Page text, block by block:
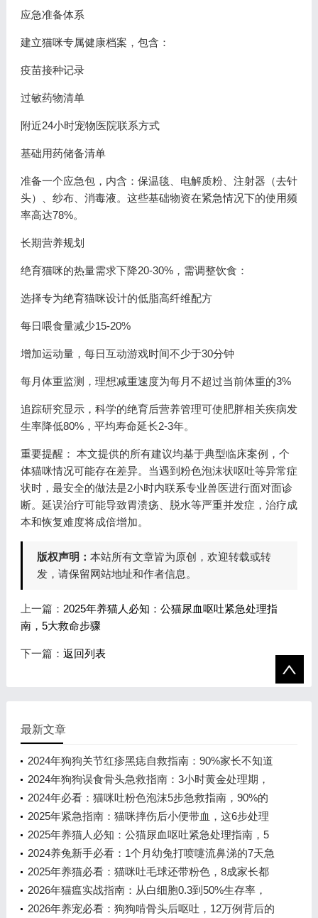
应急准备体系
建立猫咪专属健康档案，包含：
疫苗接种记录
过敏药物清单
附近24小时宠物医院联系方式
基础用药储备清单
准备一个应急包，内含：保温毯、电解质粉、注射器（去针
头）、纱布、消毒液。这些基础物资在紧急情况下的使用频
率高达78%。
长期营养规划
绝育猫咪的热量需求下降20-30%，需调整饮食：
选择专为绝育猫咪设计的低脂高纤维配方
每日喂食量减少15-20%
增加运动量，每日互动游戏时间不少于30分钟
每月体重监测，理想减重速度为每月不超过当前体重的3%
追踪研究显示，科学的绝育后营养管理可使肥胖相关疾病发
生率降低80%，平均寿命延长2-3年。
重要提醒： 本文提供的所有建议均基于典型临床案例，个
体猫咪情况可能存在差异。当遇到粉色泡沫状呕吐等异常症
状时，最安全的做法是2小时内联系专业兽医进行面对面诊
断。延误治疗可能导致胃溃疡、脱水等严重并发症，治疗成
本和恢复难度将成倍增加。
版权声明： 本站所有文章皆为原创，欢迎转载或转
发，请保留网站地址和作者信息。
上一篇： 2025年养猫人必知：公猫尿血呕吐紧急处理指
南，5大救命步骤
下一篇： 返回列表
最新文章
2024年狗狗关节红疹黑痣自救指南：90%家长不知道
的毛囊修复关键
2024年狗狗误食骨头急救指南：3小时黄金处理期，
85%宠物主人忽视的关键细节
2024年必看：猫咪吐粉色泡沫5步急救指南，90%的
铲屎官都忽略了第3步
2025年紧急指南：猫咪摔伤后小便带血，这6步处理
错了可能致命
2025年养猫人必知：公猫尿血呕吐紧急处理指南，5
大救命步骤
2024养兔新手必看：1个月幼兔打喷嚏流鼻涕的7天急
救指南
2025年养猫必看：猫咪吐毛球还带粉色，8成家长都
做错的紧急处理指南
2026年猫瘟实战指南：从白细胞0.3到50%生存率，
这7个关键决定救了猫命
2026年养宠必看：狗狗啃骨头后呕吐，12万例背后的